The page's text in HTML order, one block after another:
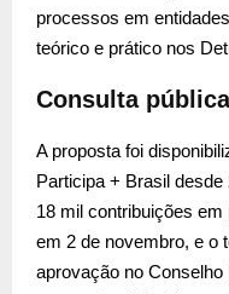
processos em
teórico e prático nos
Consulta
A proposta foi
Participa + Brasil
18 mil contribuições
em 2 de novembro, e o
aprovação no